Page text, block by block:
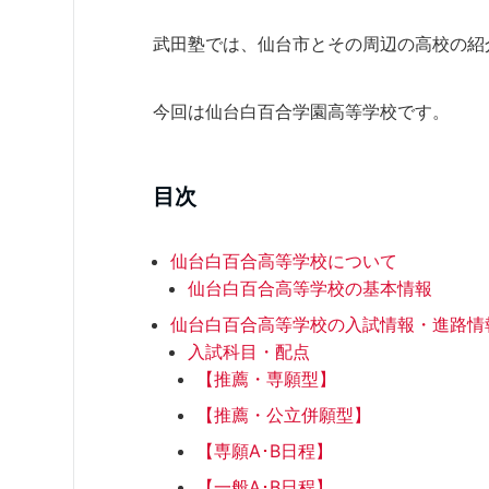
武田塾では、仙台市とその周辺の高校の紹
今回は仙台白百合学園高等学校です。
目次
仙台白百合高等学校について
仙台白百合高等学校の基本情報
仙台白百合高等学校の入試情報・進路情
入試科目・配点
【推薦・専願型】
【推薦・公立併願型】
【専願A･B日程】